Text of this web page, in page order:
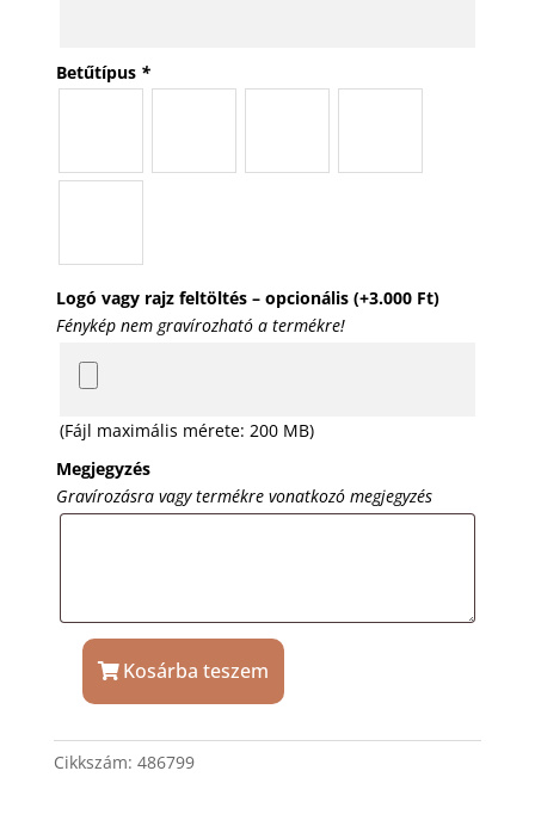
Betűtípus *
Logó vagy rajz feltöltés – opcionális (+3.000 Ft)
Fénykép nem gravírozható a termékre!
(Fájl maximális mérete: 200 MB)
Megjegyzés
Gravírozásra vagy termékre vonatkozó megjegyzés
Klasszikus
dekantáló
1
liter,
Kosárba teszem
Cikkszám: 486799